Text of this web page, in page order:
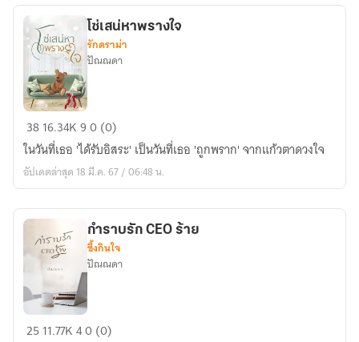
โซ่
เสน่หา
พราง
ใจ
โซ่เสน่หาพรางใจ
รักดราม่า
ปัณณดา
3816.34K90 (0)
ในวันที่เธอ 'ได้รับอิสระ' เป็นวันที่เธอ 'ถูกพราก' จากแก้วตาดวงใจ
อัปเดตล่าสุด 18 มี.ค. 67 / 06:48 น.
กำราบ
กำราบรัก CEO ร้าย
ซึ้งกินใจ
ปัณณดา
25 11.77K40 (0)